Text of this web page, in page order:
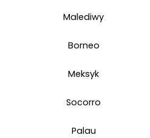
Malediwy
Borneo
Meksyk
Socorro
Palau